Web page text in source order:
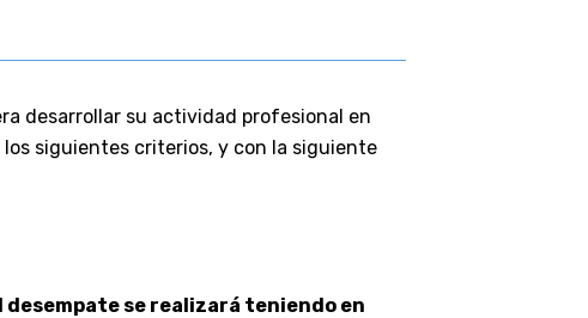
desarrollar su actividad profesional en
siguientes criterios, y con la siguiente
se realizará teniendo en